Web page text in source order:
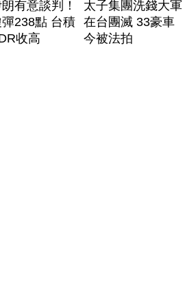
有意談判！
238點 台積
收高
太子集團洗錢大軍
在台團滅 33豪車
今被法拍